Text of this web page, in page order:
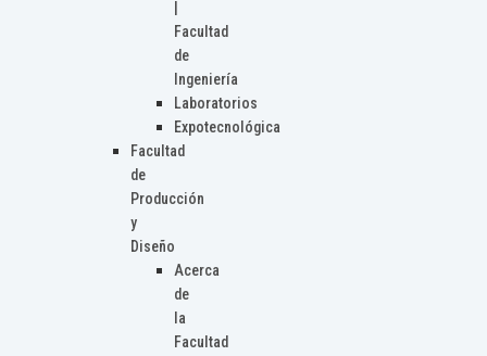
Facultad
de
Ingeniería
Laboratorios
Expotecnológica
Facultad
de
Producción
y
Diseño
Acerca
de
la
Facultad